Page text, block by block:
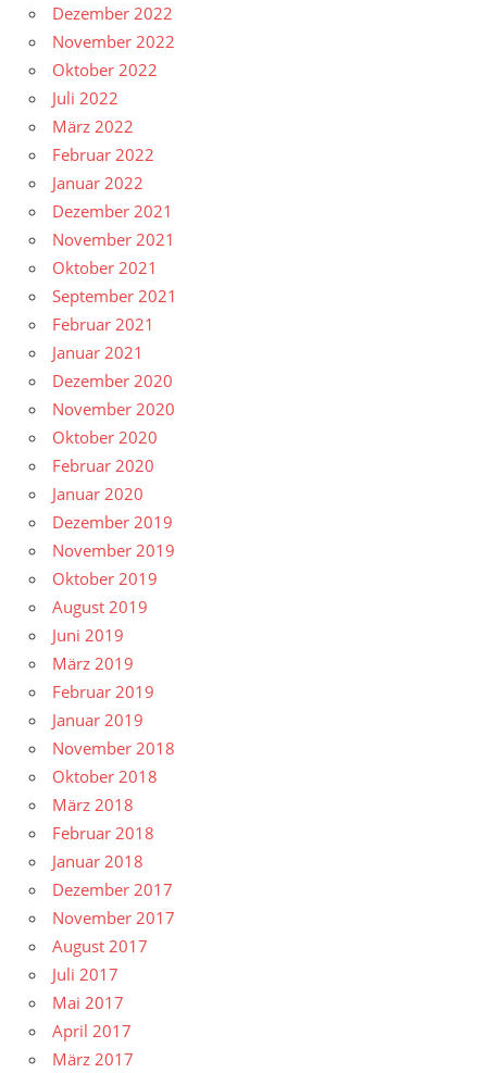
Dezember 2022
November 2022
Oktober 2022
Juli 2022
März 2022
Februar 2022
Januar 2022
Dezember 2021
November 2021
Oktober 2021
September 2021
Februar 2021
Januar 2021
Dezember 2020
November 2020
Oktober 2020
Februar 2020
Januar 2020
Dezember 2019
November 2019
Oktober 2019
August 2019
Juni 2019
März 2019
Februar 2019
Januar 2019
November 2018
Oktober 2018
März 2018
Februar 2018
Januar 2018
Dezember 2017
November 2017
August 2017
Juli 2017
Mai 2017
April 2017
März 2017